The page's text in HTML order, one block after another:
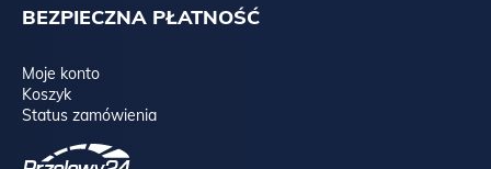
BEZPIECZNA PŁATNOŚĆ
Moje konto
Koszyk
Status zamówienia